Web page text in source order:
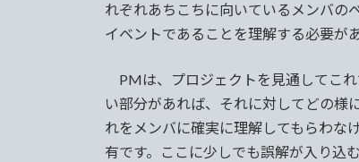
れぞれあちこちに向いているメンバの
イベントであることを理解する必要があ
PMは、プロジェクトを見通してこ
い部分があれば、それに対してどの様
れをメンバに確実に理解してもらわな
有です。ここに少しでも誤解が入り込